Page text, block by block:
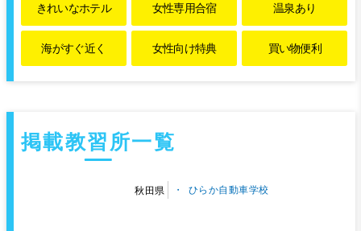
きれいなホテル 女性専用合宿 温泉あり
海がすぐ近く 女性向け特典 買い物便利
掲載教習所一覧
秋田県 ひらか自動車学校